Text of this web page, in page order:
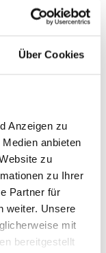
Über Cookies
Anzeigen zu
anbieten
zu
zu Ihrer
Partner für
weiter. Unsere
mit
bereitgestellt
von
Laminaten
Leider
seine
sein müssen.
Verarbeitung
sind hier
Sie die
mit der